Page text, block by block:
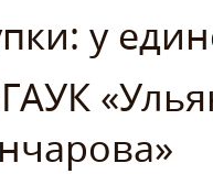
у